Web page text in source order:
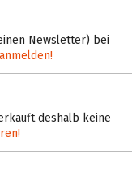
Newsletter) bei
deshalb keine